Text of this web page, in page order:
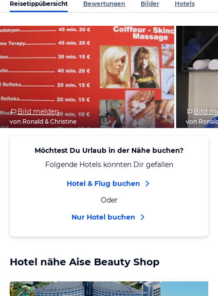
Reisetippübersicht Bewertungen Bilder Hotels
Bild melden
von Ronald & Christine
Bild
von
Möchtest Du Urlaub in der Nähe buchen?
Folgende Hotels könnten Dir gefallen
Hotel & Flug buchen
Oder
Nur Hotel buchen
Hotel nähe Aise Beauty Shop